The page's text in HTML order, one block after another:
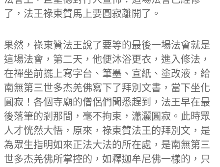
了，法王祿東贊馬上要圓寂離開了。
果然，祿東贊法王說了要等的最後一場法會就是
這場法會，第二天，他便沐浴更衣，進入修法，
在禪坐前擺上寫字台、筆墨、宣紙、塗改液，給
南無第三世多杰羌佛寫下了拜別文書，當下坐化
圓寂！各個寺廟的僧侶們聞悉趕到，法王早在最
後落筆的剎那間，毫不拘束，瀟灑圓寂。此時眾
人才恍然大悟，原來，祿東贊法王的拜別文，是
為眾生指明如來正法大法的所在處，是南無第三
世多杰羌佛所掌控的，如釋迦牟尼佛一樣的，只